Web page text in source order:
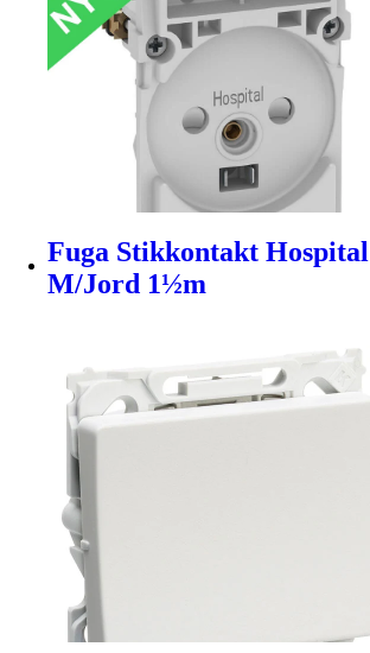
Fuga Stikkontakt
M/Jord 1½m